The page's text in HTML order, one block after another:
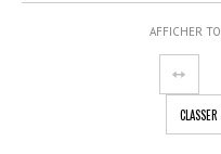
AFFICHER